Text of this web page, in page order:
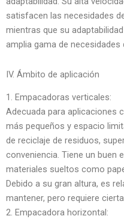
satisfacen las necesidades
mientras que su
amplia gama de necesidades
IV. Ámbito de aplicación
1. Empacadoras verticales:
Adecuada para aplicaciones
más pequeños y espacio
de reciclaje de residuos,
conveniencia. Tiene un buen
materiales sueltos como
Debido a su gran altura, es
mantener, pero requiere
2. Empacadora horizontal: